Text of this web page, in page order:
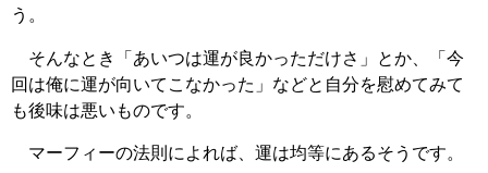
う。
そんなとき「あいつは運が良かっただけさ」とか、「今
回は俺に運が向いてこなかった」などと自分を慰めてみて
も後味は悪いものです。
マーフィーの法則によれば、運は均等にあるそうです。